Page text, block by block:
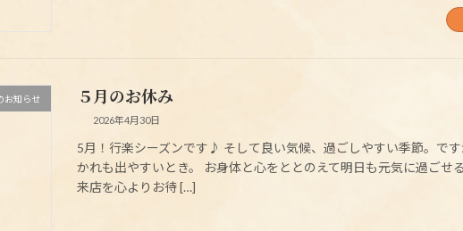
お知らせ ５月のお休み
2026年4月30日
5月！行楽シーズンです♪ そして良い気候、過ごしやすい季節。で
かれも出やすいとき。 お身体と心をととのえて明日も元気に過ご
来店を心よりお待 […]